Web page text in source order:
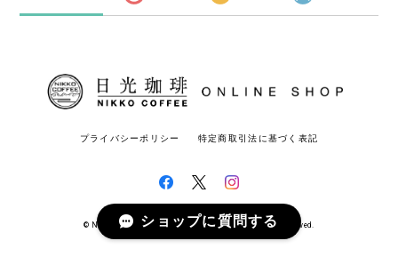
プライバシーポリシー 特定商取引法に基づく表記
© Nikko Coffee 日光珈琲オンラインショップ All rights reserved.
ショップに質問する